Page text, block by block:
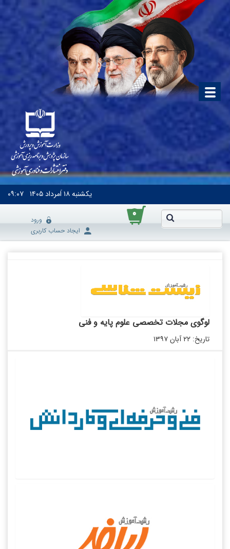
یکشنبه۱۸ اَمرداد ۱۴۰۵ ۰۹:۰۷
۰
ورود
ایجاد حساب کاربری
لوگوی مجلات تخصصی علوم پایه و فنی
تاریخ: ۲۲ آبان ۱۳۹۷